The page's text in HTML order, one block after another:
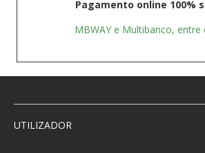
Pagamento online 100%
MBWAY e Multibanco, entre
UTILIZADOR